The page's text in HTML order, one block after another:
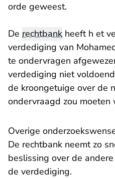
orde geweest.
De rechtbank heeft h et
verdediging van
te ondervragen
verdediging niet
de kroongetuige over de
ondervraagd zou moeten
Overige
De rechtbank neemt zo
beslissing over de
de verdediging.